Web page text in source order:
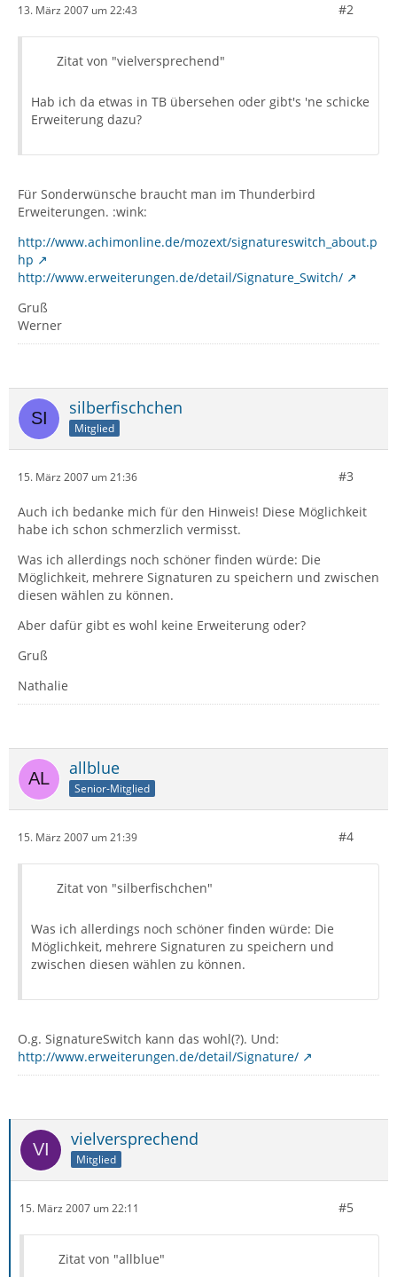
13. März 2007 um 22:43 #2
Zitat von "vielversprechend"
Hab ich da etwas in TB übersehen oder gibt's 'ne schicke
Erweiterung dazu?
Für Sonderwünsche braucht man im Thunderbird
Erweiterungen. :wink:
http://www.achimonline.de/mozext/signatureswitch_about.p
hp
http://www.erweiterungen.de/detail/Signature_Switch/
Gruß
Werner
silberfischchen
Mitglied
15. März 2007 um 21:36 #3
Auch ich bedanke mich für den Hinweis! Diese Möglichkeit
habe ich schon schmerzlich vermisst.
Was ich allerdings noch schöner finden würde: Die
Möglichkeit, mehrere Signaturen zu speichern und zwischen
diesen wählen zu können.
Aber dafür gibt es wohl keine Erweiterung oder?
Gruß
Nathalie
allblue
Senior-Mitglied
15. März 2007 um 21:39 #4
Zitat von "silberfischchen"
Was ich allerdings noch schöner finden würde: Die
Möglichkeit, mehrere Signaturen zu speichern und
zwischen diesen wählen zu können.
O.g. SignatureSwitch kann das wohl(?). Und:
http://www.erweiterungen.de/detail/Signature/
vielversprechend
Mitglied
15. März 2007 um 22:11 #5
Zitat von "allblue"